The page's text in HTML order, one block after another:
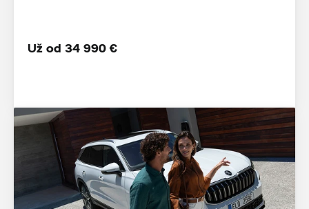
Už od 34 990 €